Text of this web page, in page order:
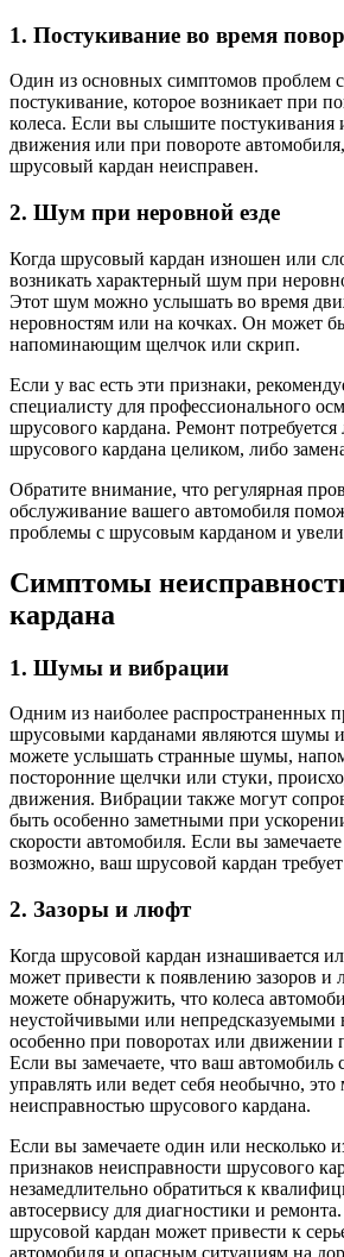
1. Постукивание во время
Один из основных симптомов проблем
постукивание, которое возникает при
колеса. Если вы слышите постукивания
движения или при повороте
шрусовый кардан неисправен.
2. Шум при неровной езде
Когда шрусовый кардан изношен или
возникать характерный шум при
Этот шум можно услышать во время
неровностям или на кочках. Он может
напоминающим щелчок или скрип.
Если у вас есть эти признаки,
специалисту для профессионального
шрусового кардана. Ремонт потребуется
шрусового кардана целиком, либо
Обратите внимание, что регулярная
обслуживание вашего автомобиля
проблемы с шрусовым карданом и
Симптомы
кардана
1. Шумы и вибрации
Одним из наиболее распространенных
шрусовыми карданами являются шумы
можете услышать странные шумы,
посторонние щелчки или стуки,
движения. Вибрации также могут
быть особенно заметными при
скорости автомобиля. Если вы
возможно, ваш шрусовой кардан
2. Зазоры и люфт
Когда шрусовой кардан изнашивается
может привести к появлению зазоров и
можете обнаружить, что колеса
неустойчивыми или непредсказуемыми
особенно при поворотах или движении
Если вы замечаете, что ваш автомобиль
управлять или ведет себя необычно,
неисправностью шрусового кардана.
Если вы замечаете один или несколько
признаков неисправности шрусового
незамедлительно обратиться к
автосервису для диагностики и
шрусовой кардан может привести к
автомобиля и опасным ситуациям на